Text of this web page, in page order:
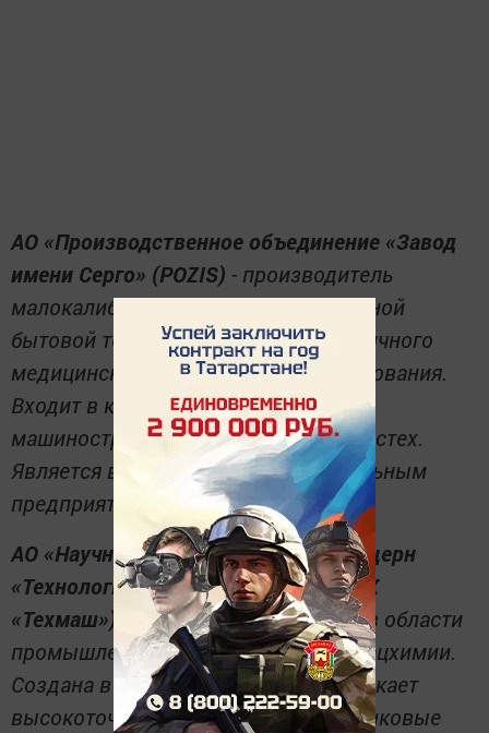
АО «Производственное объединение «Завод
имени Серго» (POZIS) - производитель
малокалиберных боеприпасов, крупной
бытовой техники и высокотехнологичного
медицинского холодильного оборудования.
Входит в концерн «Технологии
машиностроения» Госкорпорации Ростех.
Является ведущим машиностроительным
предприятием России.
АО «Научно-производственный концерн
«Технологии машиностроения» (НПК
«Техмаш»)
- холдинговая компания в области
промышленности боеприпасов и спецхимии.
Создана в 2011 году. Концерн выпускает
высокоточные артиллерийские и танковые